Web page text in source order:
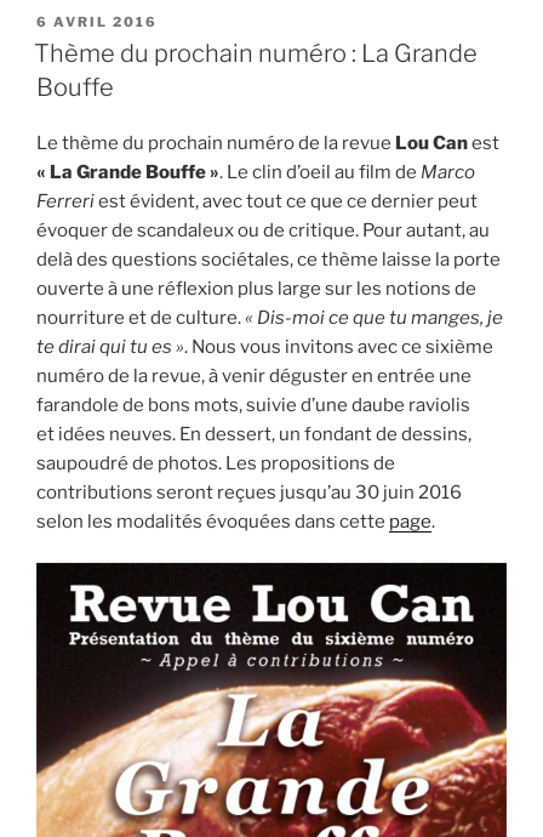
PUBLIÉ
LE
6 AVRIL 2016
Thème du prochain numéro : La Grande
Bouffe
Le thème du prochain numéro de la revue Lou Canest
« La Grande Bouffe ». Le clin d’oeil au film de Marco
Ferreriest évident, avec tout ce que ce dernier peut
évoquer de scandaleux ou de critique. Pour autant, au
delà des questions sociétales, ce thème laisse la porte
ouverte à une réflexion plus large sur les notions de
nourriture et de culture.« Dis-moi ce que tu manges, je
te dirai qui tu es ». Nous vous invitons avec ce sixième
numéro de la revue, à venir déguster en entrée une
farandole de bons mots, suivie d’une daube raviolis
et idées neuves. En dessert, un fondant de dessins,
saupoudré de photos. Les propositions de
contributions seront reçues jusqu’au 30 juin 2016
selon les modalités évoquées dans cette page.